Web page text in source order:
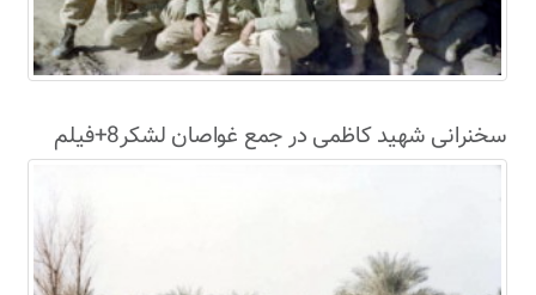
سخنرانی شهید کاظمی در جمع غواصان لشکر8+فیلم